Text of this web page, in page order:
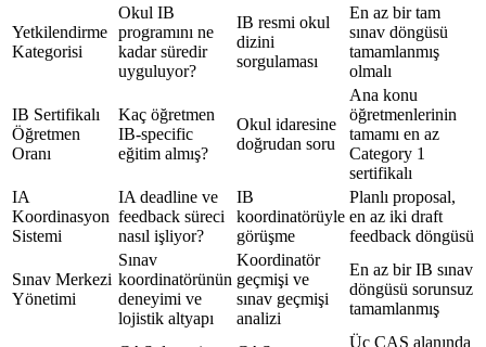
Yetkilendirme
Kategorisi
Okul IB
programını ne
kadar süredir
uyguluyor?
IB resmi okul
dizini
sorgulaması
En az bir tam
sınav döngüsü
tamamlanmış
olmalı
IB Sertifikalı
Öğretmen
Oranı
Kaç öğretmen
IB-specific
eğitim almış?
Okul idaresine
doğrudan soru
Ana konu
öğretmenlerinin
tamamı en az
Category 1
sertifikalı
IA
Koordinasyon
Sistemi
IA deadline ve
feedback süreci
nasıl işliyor?
IB
koordinatörüyle
görüşme
Planlı proposal,
en az iki draft
feedback döngüsü
Sınav Merkezi
Yönetimi
Sınav
koordinatörünün
deneyimi ve
lojistik altyapı
Koordinatör
geçmişi ve
sınav geçmişi
analizi
En az bir IB sınav
döngüsü sorunsuz
tamamlanmış
Üç CAS alanında